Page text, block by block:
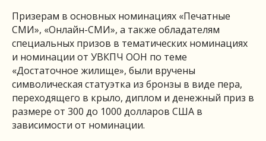
Призерам в основных номинациях «Печатные
СМИ», «Онлайн-СМИ», а также обладателям
специальных призов в тематических номинациях
и номинации от УВКПЧ ООН по теме
«Достаточное жилище», были вручены
символическая статуэтка из бронзы в виде пера,
переходящего в крыло, диплом и денежный приз в
размере от 300 до 1000 долларов США в
зависимости от номинации.